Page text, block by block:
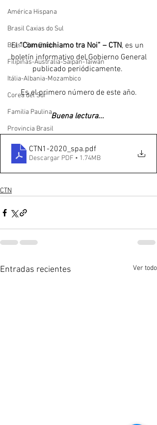
América Hispana
Brasil Caxias do Sul
Brasil San Pablo
Filipinas-Australia-Saipan-Taiwan
Itália-Albania-Mozambico
Corea del Sur
Familia Paulina
Provincia Brasil
El “Comunichiamo tra Noi” – CTN, es un
boletín informativo del Gobierno General
publicado periódicamente.
Es el primero número de este año.
Buena lectura...
CTN1-2020_spa.pdf
Descargar PDF • 1.74MB
CTN
Entradas recientes Ver todo